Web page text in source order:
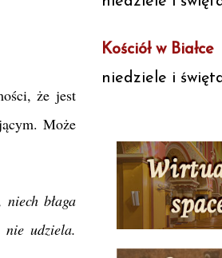
że jest
Może
błaga
nie udziela.
Kościół w Białce
niedziele i